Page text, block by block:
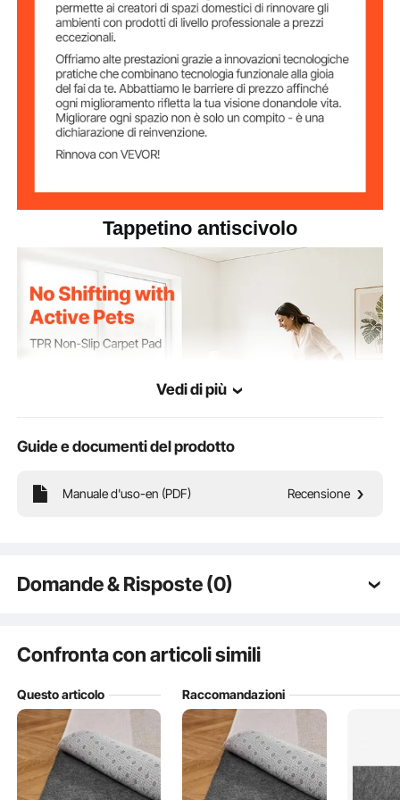
supporto
Area di copertura 3,25 m² / 35 piedi quadrati
Peso netto 6,42 libbre / 2,91 kg
Tappetino antiscivolo
Vedi di più
Guide e documenti del prodotto
Manuale d'uso-en (PDF) Recensione
Domande & Risposte (0)
Il prodotto è durevole? ...
Fai la prima domanda
Confronta con articoli simili
Questo articolo Raccomandazioni